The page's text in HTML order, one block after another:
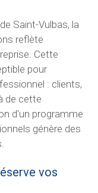
Saint-Vulbas, la
reflète
Cette
pour
: clients,
de cette
d'un programme
génère des
vos